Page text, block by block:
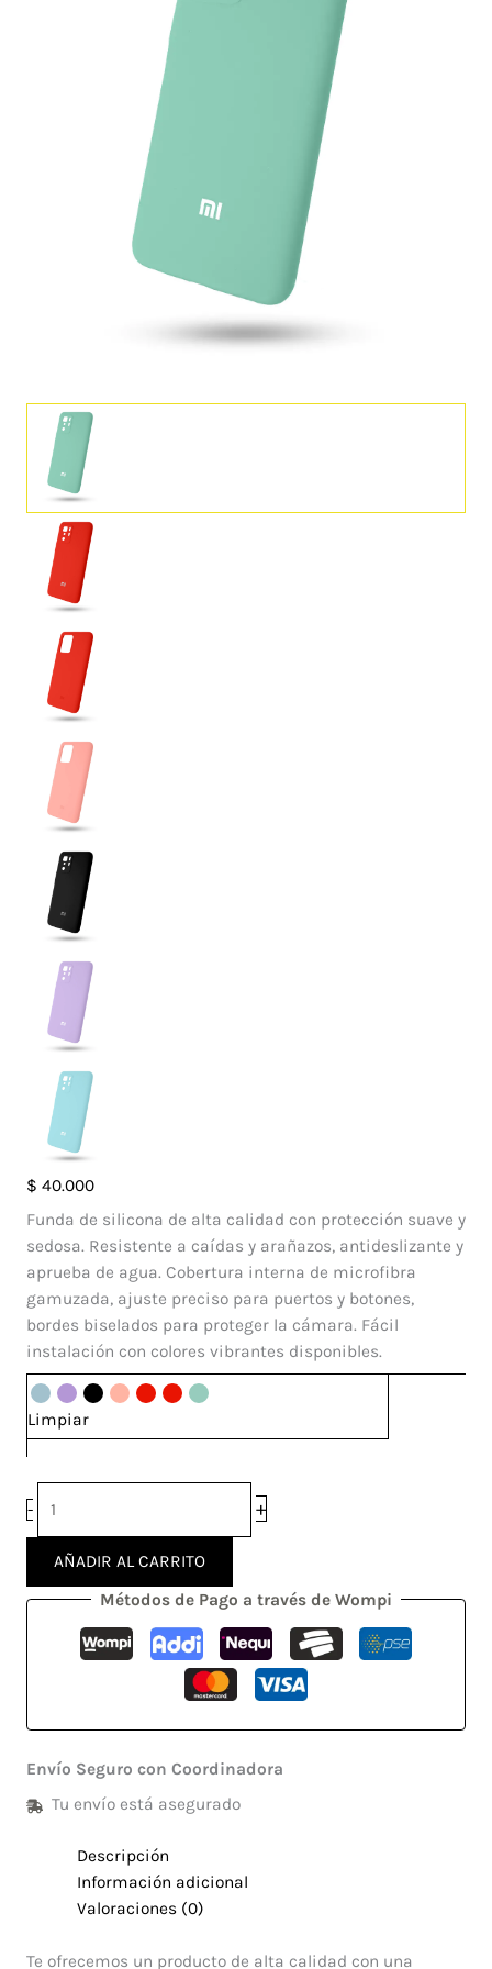
$ 40.000
Funda de silicona de alta calidad con protección suave y
sedosa. Resistente a caídas y arañazos, antideslizante y
aprueba de agua. Cobertura interna de microfibra
gamuzada, ajuste preciso para puertos y botones,
bordes biselados para proteger la cámara. Fácil
instalación con colores vibrantes disponibles.
Limpiar
-
Case
Silicone
Xiaomi
Redmi
Note
Pro
5G
cantidad
+
AÑADIR AL CARRITO
Métodos de Pago a través de Wompi
Envío Seguro con Coordinadora
Tu envío está asegurado
Descripción
Información adicional
Valoraciones (0)
Te ofrecemos un producto de alta calidad con una